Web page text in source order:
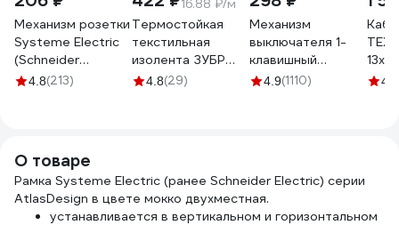
Механизм розетки
Systeme Electric
(Schneider
Electric) 1-м
4.8(213)
16.88 ₽/м
Термостойкая
текстильная
изолента ЗУБР
Авто-Жгут 19 мм х
4.8(29)
Механизм
выключателя 1-
клавишный
Systeme Electric
4.9(1110)
1,54.8
О товаре
Рамка Systeme Electric (ранее Schneider Electric) серии
AtlasDesign в цвете мокко двухместная.
устанавливается в вертикальном и горизонтальном